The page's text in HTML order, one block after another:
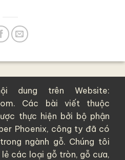
dung trên Website:
Các bài viết thuộc
thực hiện bởi bộ phận
Phoenix, công ty đã có
ngành gỗ. Chúng tôi
lẻ các loại gỗ tròn, gỗ cưa,